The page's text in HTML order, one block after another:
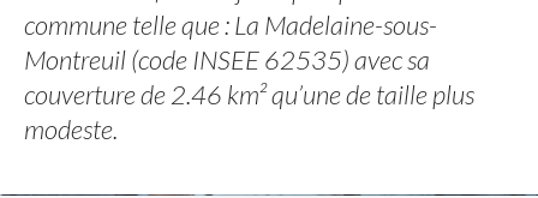
commune telle que : La Madelaine-sous-
Montreuil (code INSEE 62535) avec sa
couverture de 2.46 km² qu’une de taille plus
modeste.